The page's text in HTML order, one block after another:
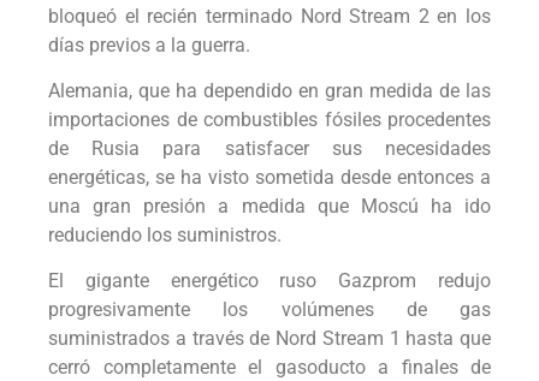
bloqueó el recién terminado Nord Stream 2 en los
días previos a la guerra.
Alemania, que ha dependido en gran medida de las
importaciones de combustibles fósiles procedentes
de Rusia para satisfacer sus necesidades
energéticas, se ha visto sometida desde entonces a
una gran presión a medida que Moscú ha ido
reduciendo los suministros.
El gigante energético ruso Gazprom redujo
progresivamente los volúmenes de gas
suministrados a través de Nord Stream 1 hasta que
cerró completamente el gasoducto a finales de